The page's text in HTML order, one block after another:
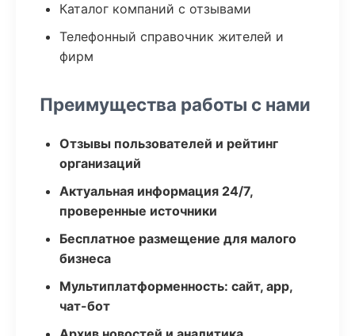
Каталог компаний с отзывами
Телефонный справочник жителей и
фирм
Преимущества работы с нами
Отзывы пользователей и рейтинг
организаций
Актуальная информация 24/7,
проверенные источники
Бесплатное размещение для малого
бизнеса
Мультиплатформенность: сайт, app,
чат-бот